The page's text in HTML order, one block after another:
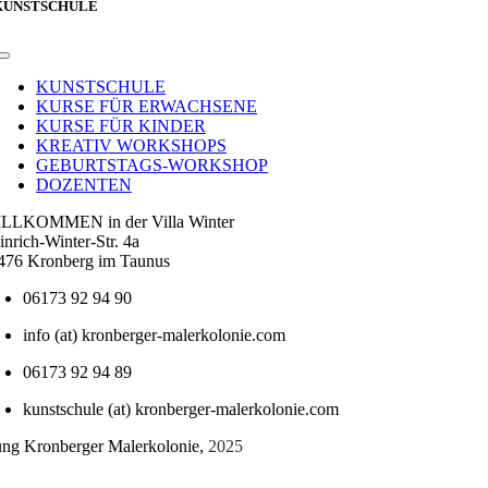
Toggle
NavigationKUNSTSCHULE
KURSE FÜR ERWACHSENE
KURSE FÜR KINDER
KREATIV WORKSHOPS
GEBURTSTAGS-WORKSHOP
DOZENTEN
in der Villa Winter
Winter-Str. 4a
Kronberg im Taunus
06173 92 94 90
info (at) kronberger-malerkolonie.com
06173 92 94 89
kunstschule (at) kronberger-malerkolonie.com
Kronberger Malerkolonie, 2025